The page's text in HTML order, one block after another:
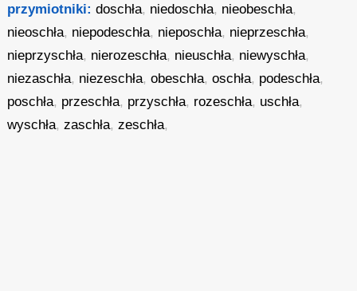
przymiotniki: doschła, niedoschła, nieobeschła,
nieoschła, niepodeschła, nieposchła, nieprzeschła,
nieprzyschła, nierozeschła, nieuschła, niewyschła,
niezaschła, niezeschła,obeschła,oschła, podeschła,
poschła, przeschła, przyschła, rozeschła, uschła,
wyschła,zaschła,zeschła,